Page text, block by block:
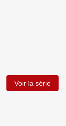
Voir la série